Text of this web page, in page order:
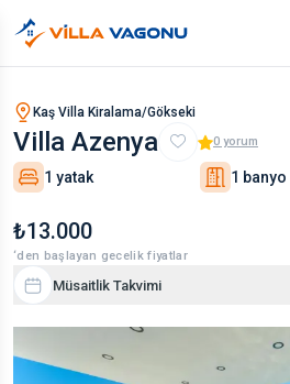
Kaş Villa Kiralama/Gökseki
Villa Azenya 0 yorum
1 yatak 1 banyo
₺13.000
‘den başlayan gecelik fiyatlar
Müsaitlik Takvimi